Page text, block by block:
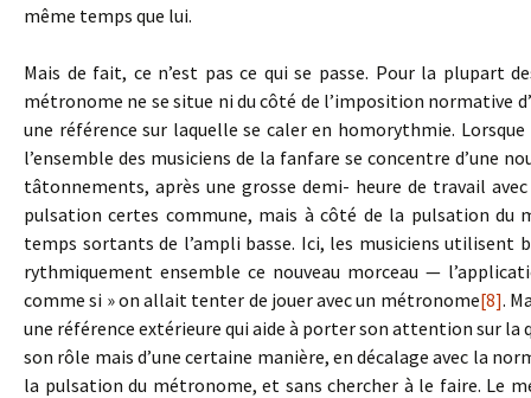
même temps que lui.
Mais de fait, ce n’est pas ce qui se passe. Pour la plupart
métronome ne se situe ni du côté de l’imposition normative
une référence sur laquelle se caler en homorythmie.
l’ensemble des musiciens de la fanfare se concentre d’une
tâtonnements, après une grosse demi- heure de travail
pulsation certes commune, mais à côté de la pulsation du
temps sortants de l’ampli basse. Ici, les musiciens
rythmiquement ensemble ce nouveau morceau —
comme si » on allait tenter de jouer avec un métronome[8].
une référence extérieure qui aide à porter son attention sur
son rôle mais d’une certaine manière, en décalage avec la
la pulsation du métronome, et sans chercher à le faire. Le